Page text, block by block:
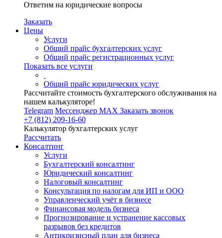
Ответим на юридические вопросы
Заказать
Цены
Услуги
Общий прайс бухгалтерских услуг
Общий прайс регистрационных услуг
Показать все услуги
Общий прайс юридических услуг
Рассчитайте стоимость бухгалтерского обслуживания на
нашем калькуляторе!
Telegram Мессенджер MAX Заказать звонок
+7 (812) 209-16-60
Калькулятор бухгалтерских услуг
Рассчитать
Консалтинг
Услуги
Бухгалтерский консалтинг
Юридический консалтинг
Налоговый консалтинг
Консультация по налогам для ИП и ООО
Управленческий учёт в бизнесе
Финансовая модель бизнеса
Прогнозирование и устранение кассовых
разрывов без кредитов
Антикризисный план для бизнеса